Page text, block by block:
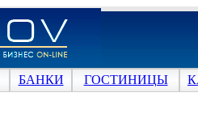
БАНКИ ГОСТИНИЦЫ